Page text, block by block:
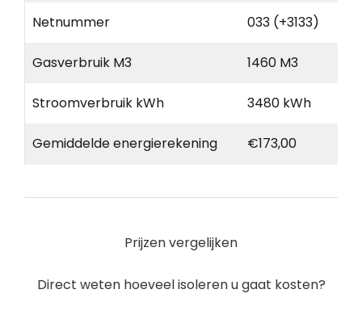
Netnummer 033 (+3133)
Gasverbruik M3 1460 M3
Stroomverbruik kWh 3480 kWh
Gemiddelde energierekening €173,00
Prijzen vergelijken
Direct weten hoeveel isoleren u gaat kosten?